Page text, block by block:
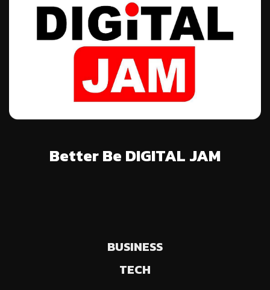
Better Be DIGITAL JAM
BUSINESS
TECH